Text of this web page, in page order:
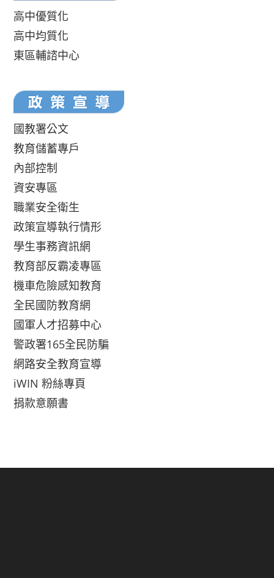
高中優質化
高中均質化
東區輔諮中心
國教署公文
教育儲蓄專戶
內部控制
資安專區
職業安全衛生
政策宣導執行情形
學生事務資訊網
教育部反霸凌專區
機車危險感知教育
全民國防教育網
國軍人才招募中心
警政署165全民防騙
網路安全教育宣導
iWIN 粉絲專頁
捐款意願書